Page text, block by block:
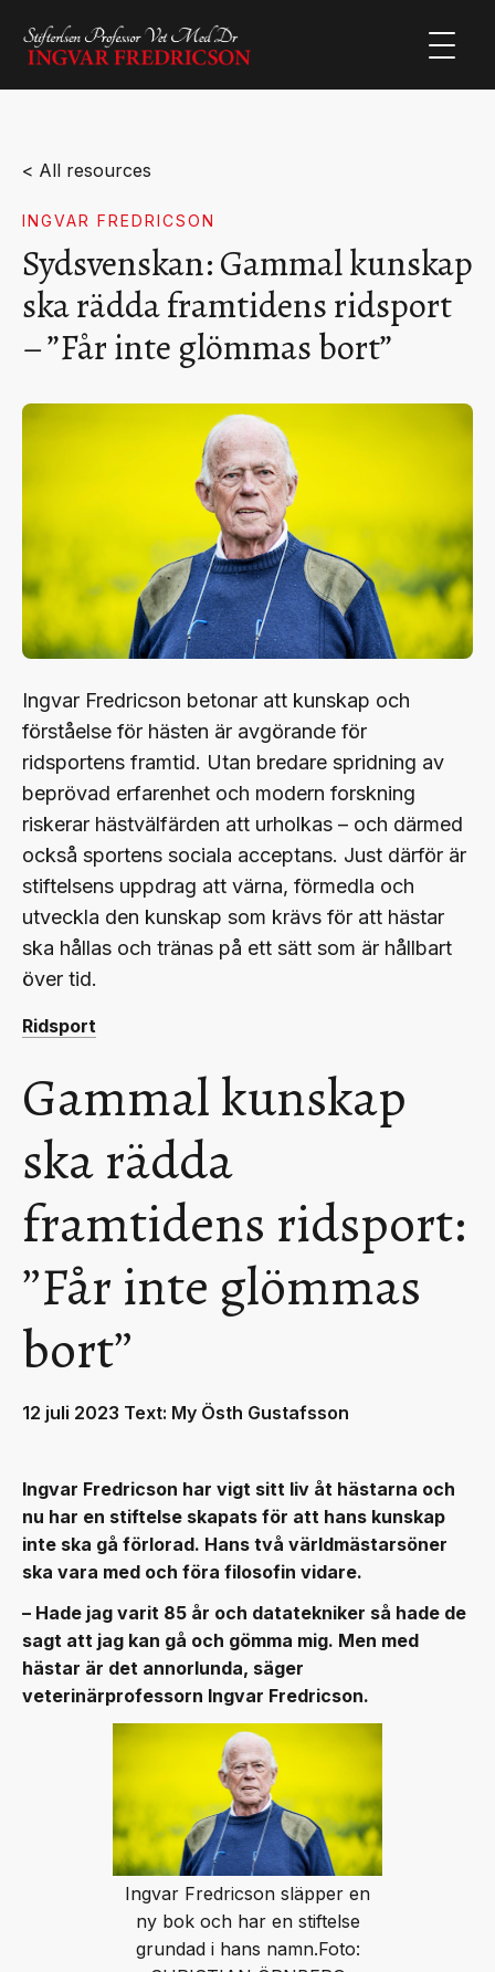
< All resources
INGVAR FREDRICSON
Sydsvenskan: Gammal kunskap
ska rädda framtidens ridsport
– ”Får inte glömmas bort”
Ingvar Fredricson betonar att kunskap och
förståelse för hästen är avgörande för
ridsportens framtid. Utan bredare spridning av
beprövad erfarenhet och modern forskning
riskerar hästvälfärden att urholkas – och därmed
också sportens sociala acceptans. Just därför är
stiftelsens uppdrag att värna, förmedla och
utveckla den kunskap som krävs för att hästar
ska hållas och tränas på ett sätt som är hållbart
över tid.
Ridsport
Gammal kunskap
ska rädda
framtidens ridsport:
”Får inte glömmas
bort”
12 juli 2023 Text: My Östh Gustafsson
Ingvar Fredricson har vigt sitt liv åt hästarna och
nu har en stiftelse skapats för att hans kunskap
inte ska gå förlorad. Hans två världmästarsöner
ska vara med och föra filosofin vidare.
– Hade jag varit 85 år och datatekniker så hade de
sagt att jag kan gå och gömma mig. Men med
hästar är det annorlunda, säger
veterinärprofessorn Ingvar Fredricson.
Ingvar Fredricson släpper en
ny bok och har en stiftelse
grundad i hans namn.Foto: